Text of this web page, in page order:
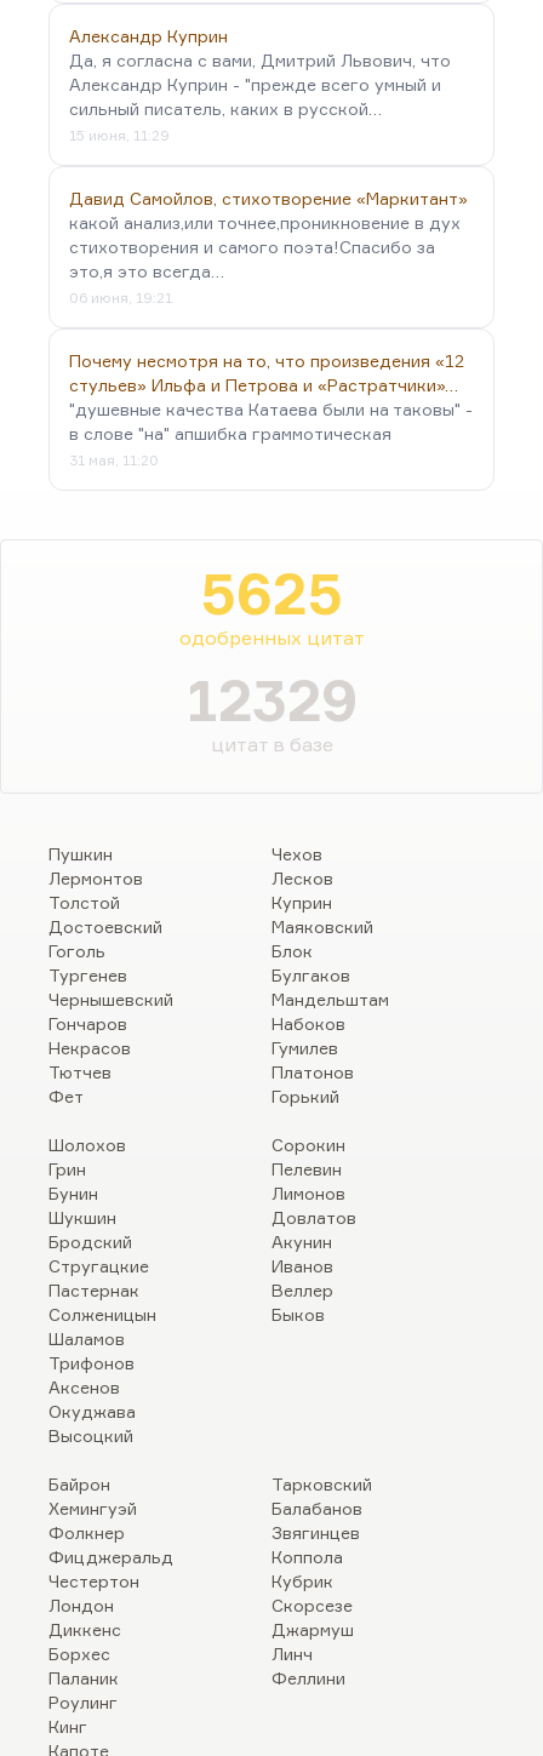
Александр Куприн
Да, я согласна с вами, Дмитрий Львович, что
Александр Куприн - "прежде всего умный и
сильный писатель, каких в русской…
15 июня, 11:29
Давид Самойлов, стихотворение «Маркитант»
какой анализ,или точнее,проникновение в дух
стихотворения и самого поэта!Спасибо за
это,я это всегда…
06 июня, 19:21
Почему несмотря на то, что произведения «12
стульев» Ильфа и Петрова и «Растратчики»…
"душевные качества Катаева были на таковы" -
в слове "на" апшибка граммотическая
31 мая, 11:20
5625
одобренных цитат
12329
цитат в базе
Пушкин
Лермонтов
Толстой
Достоевский
Гоголь
Тургенев
Чернышевский
Гончаров
Некрасов
Тютчев
Фет
Чехов
Лесков
Куприн
Маяковский
Блок
Булгаков
Мандельштам
Набоков
Гумилев
Платонов
Горький
Шолохов
Грин
Бунин
Шукшин
Бродский
Стругацкие
Пастернак
Солженицын
Шаламов
Трифонов
Аксенов
Окуджава
Высоцкий
Сорокин
Пелевин
Лимонов
Довлатов
Акунин
Иванов
Веллер
Быков
Байрон
Хемингуэй
Фолкнер
Фицджеральд
Честертон
Лондон
Диккенс
Борхес
Паланик
Роулинг
Кинг
Капоте
Тарковский
Балабанов
Звягинцев
Коппола
Кубрик
Скорсезе
Джармуш
Линч
Феллини